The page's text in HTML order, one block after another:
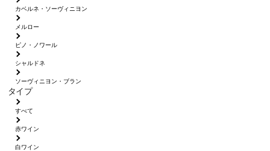
カベルネ・ソーヴィニヨン
メルロー
ピノ・ノワール
シャルドネ
ソーヴィニヨン・ブラン
タイプ
すべて
赤ワイン
白ワイン